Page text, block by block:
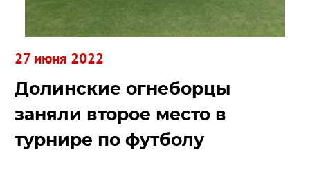
Долинские огнеборцы
заняли второе место в
турнире по футболу
27 июня 2022